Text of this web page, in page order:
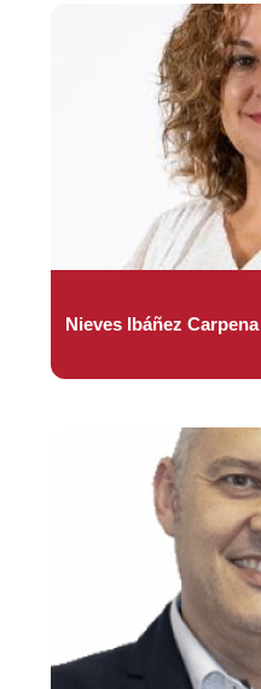
Nieves Ibáñez Carpena